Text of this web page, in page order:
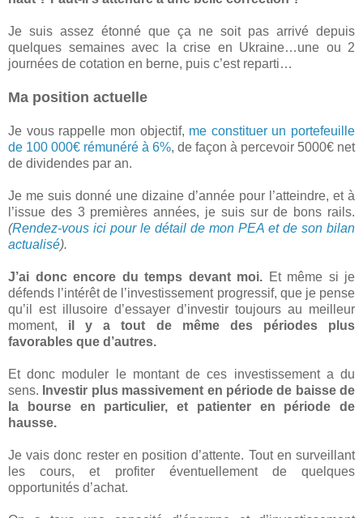
Je suis assez étonné que ça ne soit pas arrivé depuis
quelques semaines avec la crise en Ukraine…une ou 2
journées de cotation en berne, puis c’est reparti…
Ma position actuelle
Je vous rappelle mon objectif, me constituer un portefeuille
de 100 000€ rémunéré à 6%, de façon à percevoir 5000€ net
de dividendes par an.
Je me suis donné une dizaine d’année pour l’atteindre, et à
l’issue des 3 premières années, je suis sur de bons rails.
(Rendez-vous ici pour le détail de mon PEA et de son bilan
actualisé).
J’ai donc encore du temps devant moi. Et même si je
défends l’intérêt de l’investissement progressif, que je pense
qu’il est illusoire d’essayer d’investir toujours au meilleur
moment, il y a tout de même des périodes plus
favorables que d’autres.
Et donc moduler le montant de ces investissement a du
sens. Investir plus massivement en période de baisse de
la bourse en particulier, et patienter en période de
hausse.
Je vais donc rester en position d’attente. Tout en surveillant
les cours, et profiter éventuellement de quelques
opportunités d’achat.